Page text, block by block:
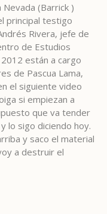
(Barrick )
principal testigo
Rivera, jefe de
de Estudios
están a cargo
de Pascua Lama,
el siguiente video
si empiezan a
que va tender
lo sigo diciendo hoy.
y saco el material
a destruir el